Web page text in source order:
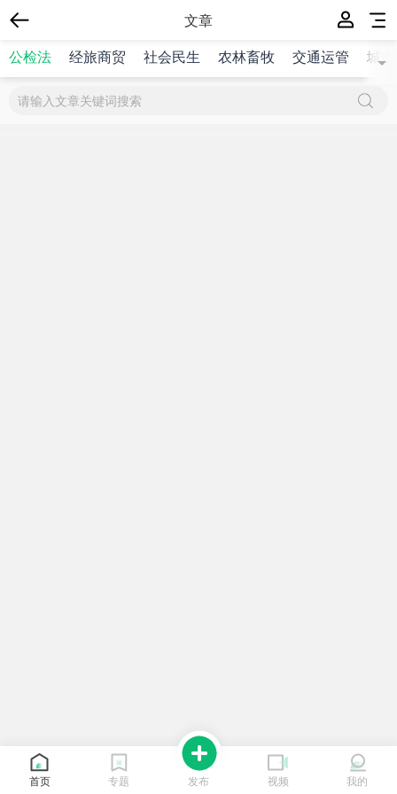
文章
公检法
经旅商贸 社会民生 农林畜牧 交通运管 城
{$title}
首页 专题 发布 视频 我的